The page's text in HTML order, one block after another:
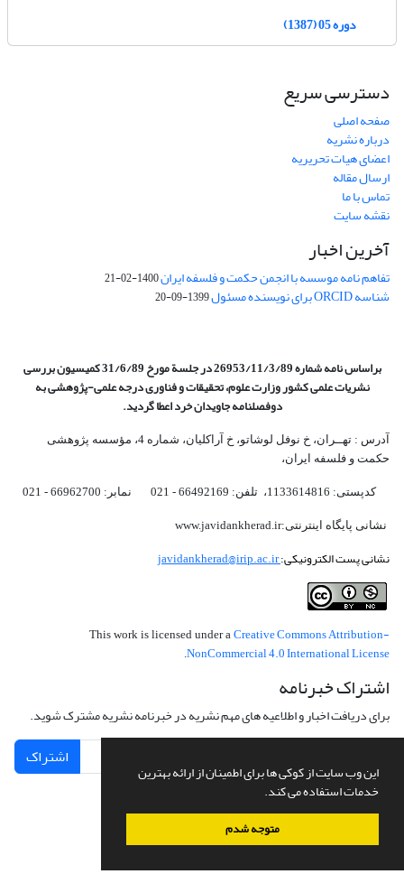
این وب سایت از کوکی ها برای اطمینان از ارائه بهترین
خدمات استفاده می کند.
متوجه شدم
دوره 05 (1387)
دسترسی سریع
صفحه اصلی
درباره نشریه
اعضای هیات تحریریه
ارسال مقاله
تماس با ما
نقشه سایت
آخرین اخبار
تفاهم نامه موسسه با انجمن حکمت و فلسفه ایران1400-02-21
شناسه ORCID برای نویسنده مسئول 1399-09-20
براساس نامه شماره 26953/11/3/89 در جلسة مورخ 31/6/89 کمیسیون
بررسی
نشریات علمی کشور وزارت علوم، تحقیقات و فناوری درجه علمی‌-پژوهشیبه
دوفصلنامه جاویدان خرد اعطا گردید.
آدرس : تهــران، خ نوفل لوشاتو، خ آراکلیان، شماره 4،‌ مؤسسه پژوهشی
حکمت و فلسفه ایران،‌
کدپستی: 1133614816، تلفن: 66492169 - 021 نمابر: 66962700 - 021
نشانی پایگاه اینترنتی:www.javidankherad.ir
نشانی پست الکترونیکی:javidankherad@irip.ac.ir
This work is licensed under a Creative Commons Attribution-
NonCommercial 4.0 International License
اشتراک خبرنامه
برای دریافت اخبار و اطلاعیه های مهم نشریه در خبرنامه نشریه مشترک شوید.
اشتراک
سامانه مدیریت نشریات علمی.طراحی و پیاده سازی ازسیناوب